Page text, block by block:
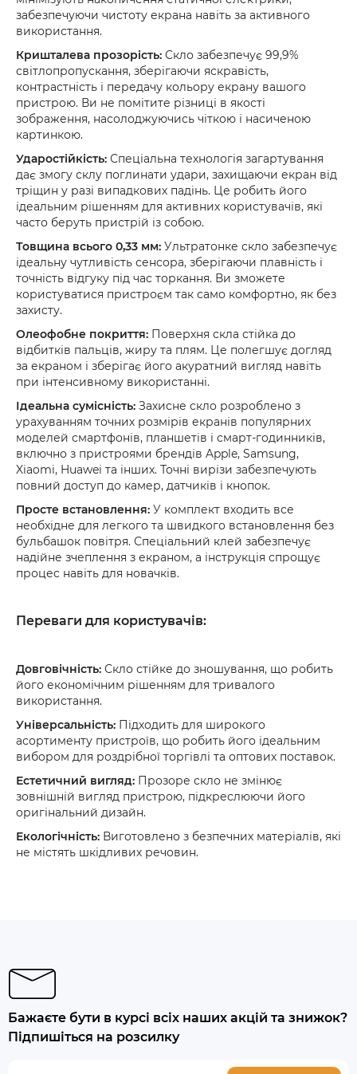
забезпечуючи чистоту екрана навіть за активного
використання.
Кришталева прозорість: Скло забезпечує 99,9%
світлопропускання, зберігаючи яскравість,
контрастність і передачу кольору екрану вашого
пристрою. Ви не помітите різниці в якості
зображення, насолоджуючись чіткою і насиченою
картинкою.
Ударостійкість: Спеціальна технологія загартування
дає змогу склу поглинати удари, захищаючи екран від
тріщин у разі випадкових падінь. Це робить його
ідеальним рішенням для активних користувачів, які
часто беруть пристрій із собою.
Товщина всього 0,33 мм: Ультратонке скло забезпечує
ідеальну чутливість сенсора, зберігаючи плавність і
точність відгуку під час торкання. Ви зможете
користуватися пристроєм так само комфортно, як без
захисту.
Олеофобне покриття: Поверхня скла стійка до
відбитків пальців, жиру та плям. Це полегшує догляд
за екраном і зберігає його акуратний вигляд навіть
при інтенсивному використанні.
Ідеальна сумісність: Захисне скло розроблено з
урахуванням точних розмірів екранів популярних
моделей смартфонів, планшетів і смарт-годинників,
включно з пристроями брендів Apple, Samsung,
Xiaomi, Huawei та інших. Точні вирізи забезпечують
повний доступ до камер, датчиків і кнопок.
Просте встановлення: У комплект входить все
необхідне для легкого та швидкого встановлення без
бульбашок повітря. Спеціальний клей забезпечує
надійне зчеплення з екраном, а інструкція спрощує
процес навіть для новачків.
Переваги для користувачів:
Довговічність: Скло стійке до зношування, що робить
його економічним рішенням для тривалого
використання.
Універсальність: Підходить для широкого
асортименту пристроїв, що робить його ідеальним
вибором для роздрібної торгівлі та оптових поставок.
Естетичний вигляд: Прозоре скло не змінює
зовнішній вигляд пристрою, підкреслюючи його
оригінальний дизайн.
Екологічність: Виготовлено з безпечних матеріалів, які
не містять шкідливих речовин.
Бажаєте бути в курсі всіх наших акцій та знижок?
Підпишіться на розсилку